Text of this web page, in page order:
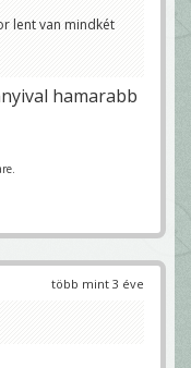
lent van mindkét
hamarabb
több mint 3 éve